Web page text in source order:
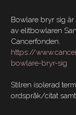
Bowlare bryr sig
av elitbowlaren
Cancerfonden.
https://
bowlare-bryr-sig
Stilren isolerad
ordspråk/citat